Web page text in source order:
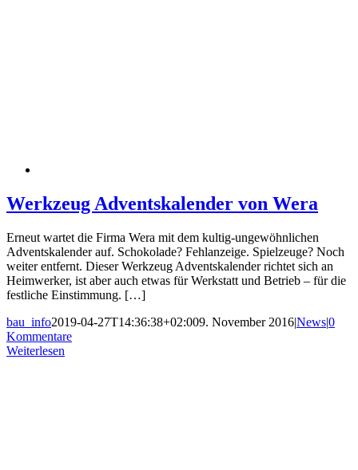
Werkzeug Adventskalender von Wera
Erneut wartet die Firma Wera mit dem kultig-ungewöhnlichen
Adventskalender auf. Schokolade? Fehlanzeige. Spielzeuge? Noch
weiter entfernt. Dieser Werkzeug Adventskalender richtet sich an
Heimwerker, ist aber auch etwas für Werkstatt und Betrieb – für die
festliche Einstimmung. […]
bau_info2019-04-27T14:36:38+02:009. November 2016|News|0
Kommentare
Weiterlesen